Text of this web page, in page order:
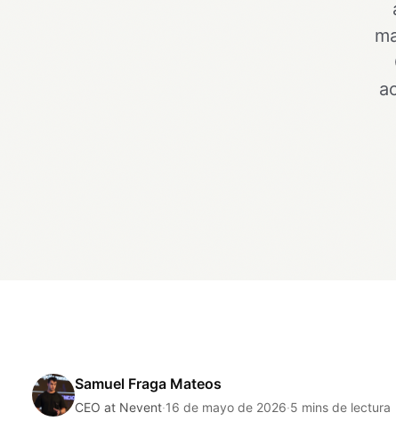
Samuel Fraga Mateos
CEO at Nevent·16 de mayo de 2026·5 mins de lectura